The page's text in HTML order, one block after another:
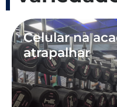
Celular na
atrapalhar